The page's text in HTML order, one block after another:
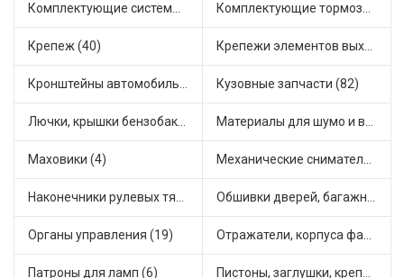
Комплектующие системы питания (12) Комплектующие тормозной системы (22)
Крепеж (40) Крепежи элементов выхлопной системы (5)
Кронштейны автомобильные (4) Кузовные запчасти (82)
Лючки, крышки бензобака (6) Материалы для шумо и виброизоляции (1)
Маховики (4) Механические сниматели (1)
Наконечники рулевых тяг (30) Обшивки дверей, багажника, потолков, накладки салона (36)
Органы управления (19) Отражатели, корпуса фар и фонарей (1)
Патроны для ламп (6) Пистоны, заглушки, крепежные элементы (12)